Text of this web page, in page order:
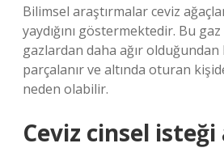
Bilimsel araştırmalar ceviz
yaydığını göstermektedir. Bu
gazlardan daha ağır
parçalanır ve altında oturan
neden olabilir.
Ceviz cinsel isteği